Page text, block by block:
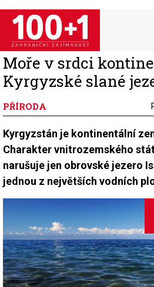
Přejít
hlavnímu
obsahu
Moře v srdci
Kyrgyzské slané
PŘÍRODA
Kyrgyzstán je kontinentální
Charakter vnitrozemského
narušuje jen obrovské jezero
jednou z největších vodních